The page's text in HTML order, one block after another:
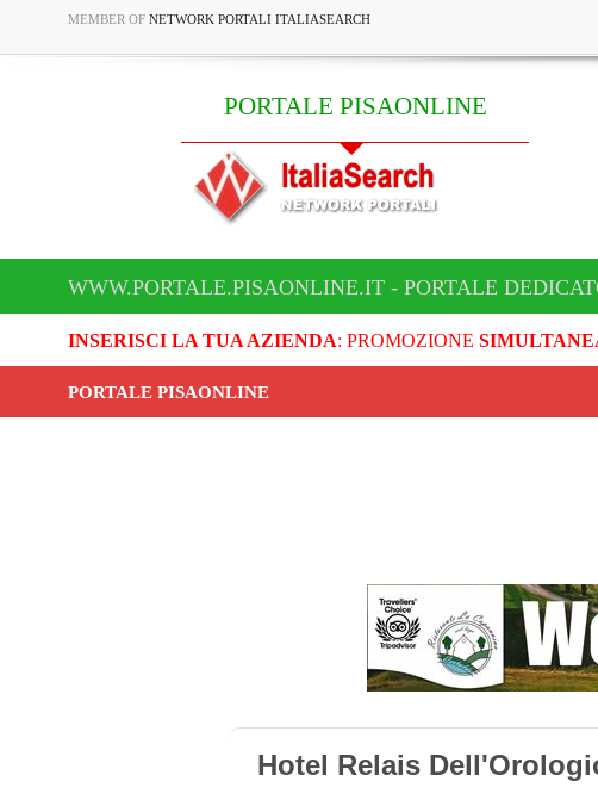
MEMBER OF NETWORK PORTALI ITALIASEARCH
PORTALE PISAONLINE
WWW.PORTALE.PISAONLINE.IT - PORTALE
INSERISCI LA TUA AZIENDA: PROMOZIONE
PORTALE PISAONLINE
Hotel Relais